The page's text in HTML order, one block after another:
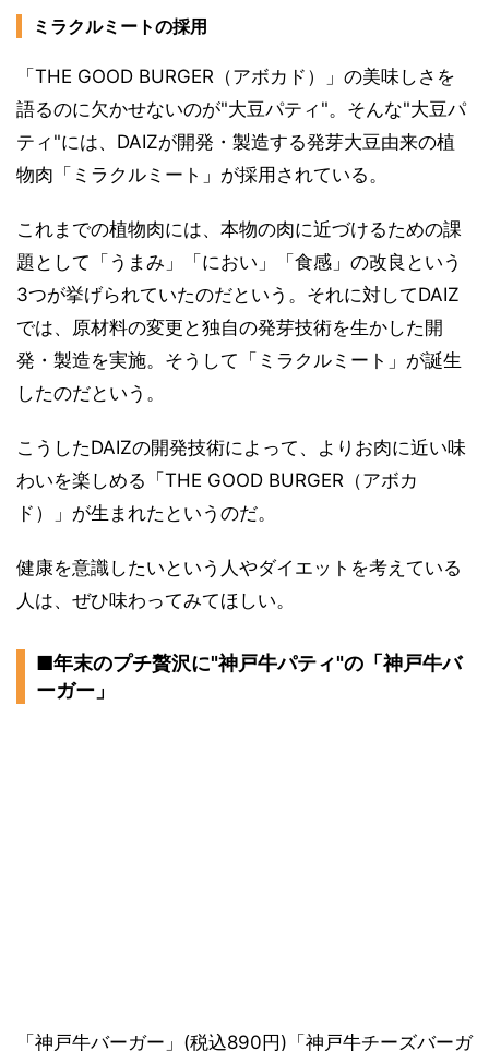
ミラクルミートの採用
「THE GOOD BURGER（アボカド）」の美味しさを
語るのに欠かせないのが"大豆パティ"。そんな"大豆パ
ティ"には、DAIZが開発・製造する発芽大豆由来の植
物肉「ミラクルミート」が採用されている。
これまでの植物肉には、本物の肉に近づけるための課
題として「うまみ」「におい」「食感」の改良という
3つが挙げられていたのだという。それに対してDAIZ
では、原材料の変更と独自の発芽技術を生かした開
発・製造を実施。そうして「ミラクルミート」が誕生
したのだという。
こうしたDAIZの開発技術によって、よりお肉に近い味
わいを楽しめる「THE GOOD BURGER（アボカ
ド）」が生まれたというのだ。
健康を意識したいという人やダイエットを考えている
人は、ぜひ味わってみてほしい。
■年末のプチ贅沢に"神戸牛パティ"の「神戸牛バ
ーガー」
「神戸牛バーガー」(税込890円)「神戸牛チーズバーガ